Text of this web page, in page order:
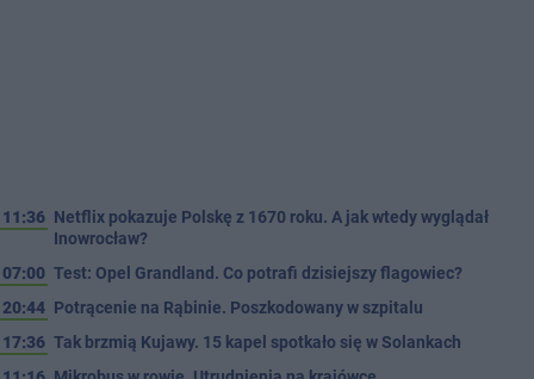
11:36 Netflix pokazuje Polskę z 1670 roku. A jak wtedy wyglądał
Inowrocław?
07:00 Test: Opel Grandland. Co potrafi dzisiejszy flagowiec?
20:44 Potrącenie na Rąbinie. Poszkodowany w szpitalu
17:36 Tak brzmią Kujawy. 15 kapel spotkało się w Solankach